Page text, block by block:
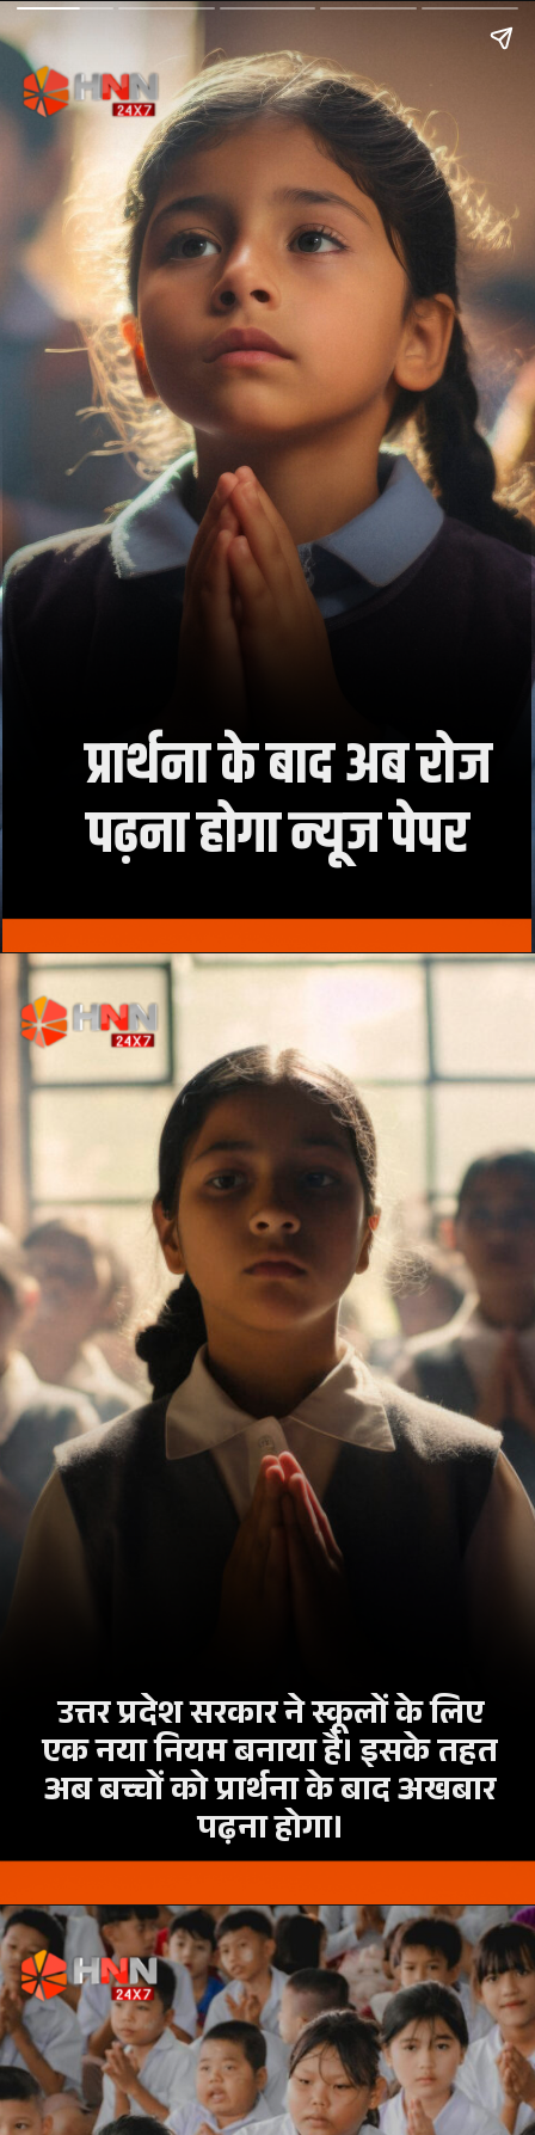
प्रार्थना के बाद अब रोज
पढ़ना होगा न्यूज पेपर
उत्तर प्रदेश सरकार ने स्कूलों के लिए
एक नया नियम बनाया है। इसके तहत
अब बच्चों को प्रार्थना के बाद अखबार